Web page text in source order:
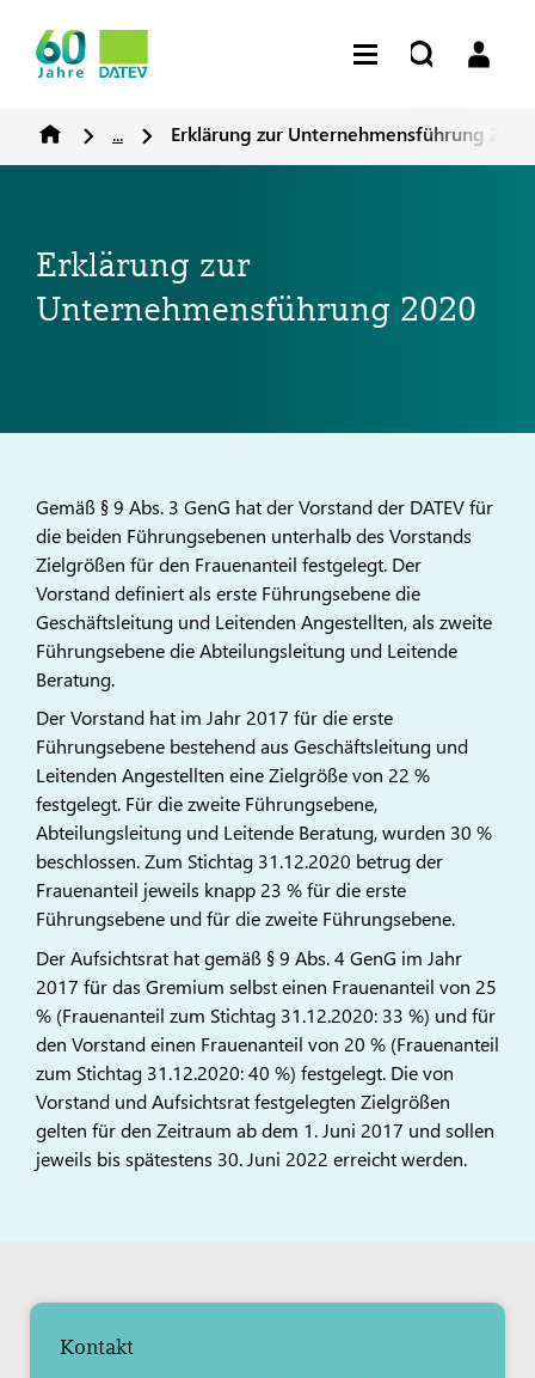
... Erklärung zur Unternehmensführung 2020
Erklärung zur
Unternehmensführung 2020
Gemäß § 9 Abs. 3 GenG hat der Vorstand der DATEV für
die beiden Führungsebenen unterhalb des Vorstands
Zielgrößen für den Frauenanteil festgelegt. Der
Vorstand definiert als erste Führungsebene die
Geschäftsleitung und Leitenden Angestellten, als zweite
Führungsebene die Abteilungsleitung und Leitende
Beratung.
Der Vorstand hat im Jahr 2017 für die erste
Führungsebene bestehend aus Geschäftsleitung und
Leitenden Angestellten eine Zielgröße von 22 %
festgelegt. Für die zweite Führungsebene,
Abteilungsleitung und Leitende Beratung, wurden 30 %
beschlossen. Zum Stichtag 31.12.2020 betrug der
Frauenanteil jeweils knapp 23 % für die erste
Führungsebene und für die zweite Führungsebene.
Der Aufsichtsrat hat gemäß § 9 Abs. 4 GenG im Jahr
2017 für das Gremium selbst einen Frauenanteil von 25
% (Frauenanteil zum Stichtag 31.12.2020: 33 %) und für
den Vorstand einen Frauenanteil von 20 % (Frauenanteil
zum Stichtag 31.12.2020: 40 %) festgelegt. Die von
Vorstand und Aufsichtsrat festgelegten Zielgrößen
gelten für den Zeitraum ab dem 1. Juni 2017 und sollen
jeweils bis spätestens 30. Juni 2022 erreicht werden.
Kontakt